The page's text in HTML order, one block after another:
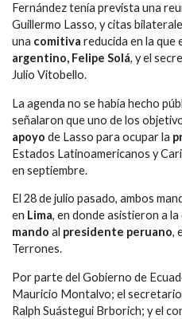
Fernández tenía prevista una
Guillermo Lasso, y citas
una comitiva reducida en la que
argentino, Felipe Solá, y el
Julio Vitobello.
La agenda no se había hecho
señalaron que uno de los
apoyo de Lasso para ocupar la
Estados Latinoamericanos y
en septiembre.
El 28 de julio pasado, ambos
en Lima, en donde asistieron a
mando al presidente peruano,
Terrones.
Por parte del Gobierno de
Mauricio Montalvo; el secretario
Ralph Suástegui Brborich; y el